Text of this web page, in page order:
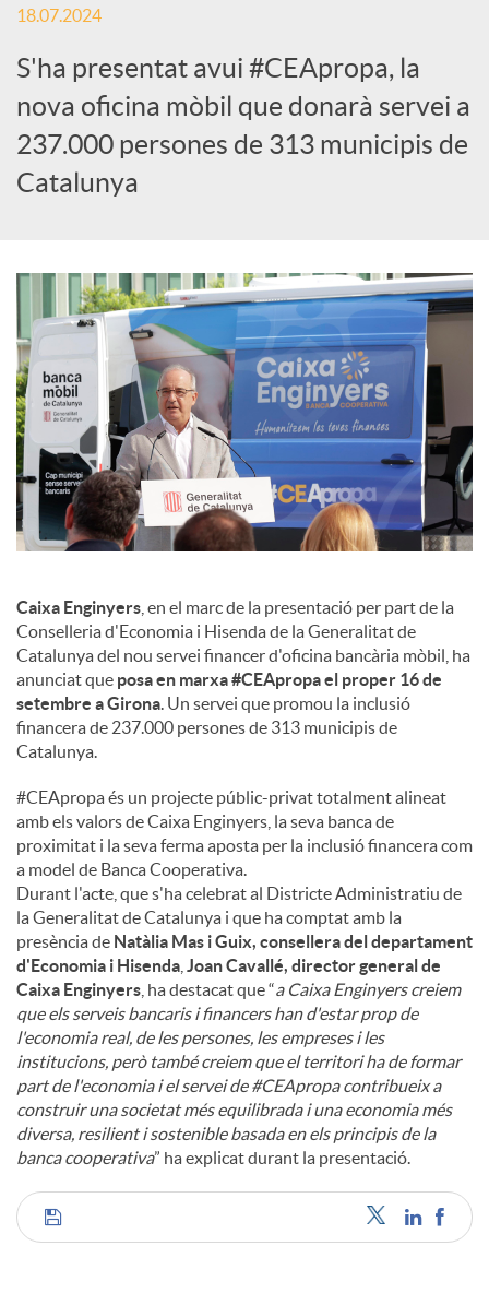
o
c
i
l
s
18.07.2024
S'ha presentat avui #CEApropa, la
nova oficina mòbil que donarà servei a
237.000 persones de 313 municipis de
Catalunya
Caixa Enginyers , en el marc de la presentació per part de la
Conselleria d'Economia i Hisenda de la Generalitat de
Catalunya del nou servei financer d'oficina bancària mòbil, ha
anunciat que posa en marxa #CEApropa el proper 16 de
setembre a Girona . Un servei que promou la inclusió
financera de 237.000 persones de 313 municipis de
Catalunya.
#CEApropa és un projecte públic-privat totalment alineat
amb els valors de Caixa Enginyers, la seva banca de
proximitat i la seva ferma aposta per la inclusió financera com
a model de Banca Cooperativa.
Durant l'acte, que s'ha celebrat al Districte Administratiu de
la Generalitat de Catalunya i que ha comptat amb la
presència de Natàlia Mas i Guix, consellera del departament
d'Economia i Hisenda Joan Cavallé, director general de
Caixa Enginyers , ha destacat que “a Caixa Enginyers creiem
que els serveis bancaris i financers han d'estar prop de
l'economia real, de les persones, les empreses i les
institucions, però també creiem que el territori ha de formar
part de l'economia i el servei de #CEApropa contribueix a
construir una societat més equilibrada i una economia més
diversa, resilient i sostenible basada en els principis de la
banca cooperativa” ha explicat durant la presentació.
C